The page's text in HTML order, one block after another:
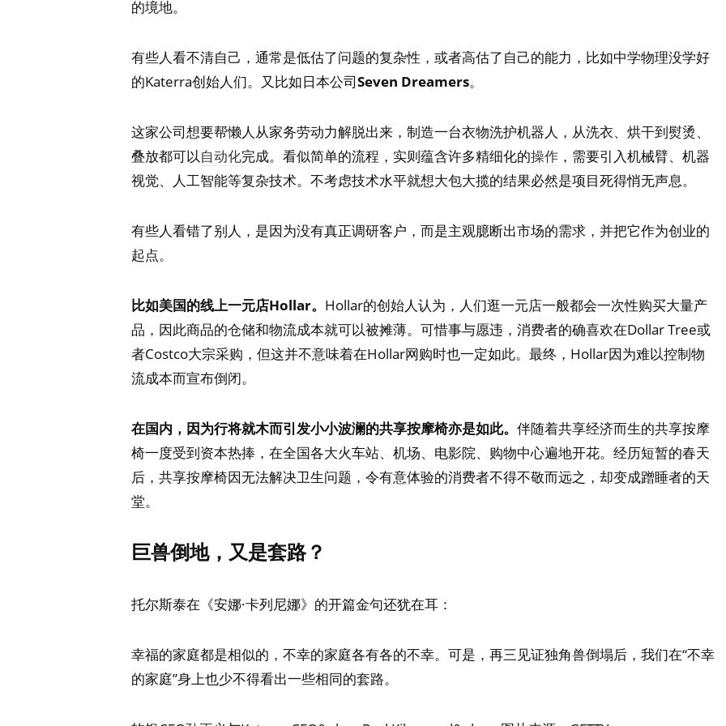
的境地。
有些人看不清自己，通常是低估了问题的复杂性，或者高估了自己的能力，比如中学物理没学好
的Katerra创始人们。又比如日本公司Seven Dreamers。
这家公司想要帮懒人从家务劳动力解脱出来，制造一台衣物洗护机器人，从洗衣、烘干到熨烫、
叠放都可以自动化完成。看似简单的流程，实则蕴含许多精细化的操作 ，需要引入机械臂、机器
视觉、人工智能等复杂技术。不考虑技术水平就想大包大揽的结果必然是项目死得悄无声息。
有些人看错了别人，是因为没有真正调研客户，而是主观臆断出市场的需求，并把它作为创业的
起点。
比如美国的线上一元店Hollar。 Hollar的创始人认为，人们逛一元店一般都会一次性购买大量产
品，因此商品的仓储和物流成本就可以被摊薄。可惜事与愿违，消费者的确喜欢在Dollar Tree或
者Costco大宗采购，但这并不意味着在Hollar网购时也一定如此。最终，Hollar因为难以控制物
流成本而宣布倒闭。
在国内，因为行将就木而引发小小波澜的共享按摩椅亦是如此。 伴随着共享经济而生的共享按摩
椅一度受到资本热捧，在全国各大火车站、机场、电影院、购物中心遍地开花。经历短暂的春天
后，共享按摩椅因无法解决卫生问题，令有意体验的消费者不得不敬而远之，却变成蹭睡者的天
堂。
巨兽倒地，又是套路？
托尔斯泰在《安娜·卡列尼娜》的开篇金句还犹在耳：
幸福的家庭都是相似的，不幸的家庭各有各的不幸。可是，再三见证独角兽倒塌后，我们在“不幸
的家庭”身上也少不得看出一些相同的套路。